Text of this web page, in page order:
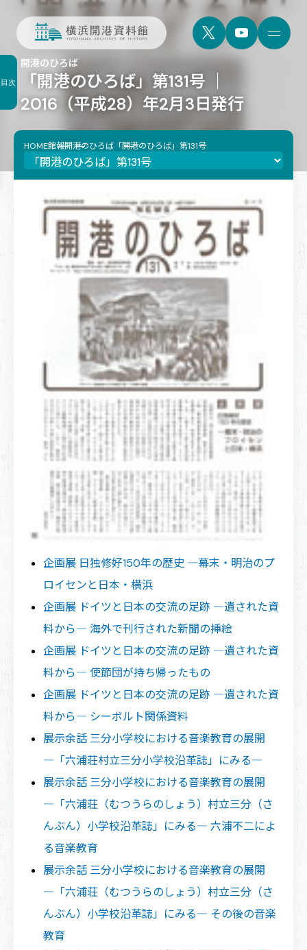
「開港のひろば」第131号 ｜
2016（平成28）年2月3日発行
開港のひろば
HOME館報開港のひろば 「開港のひろば」第131号
企画展 日独修好150年の歴史 ―幕末・明治のプ
ロイセンと日本・横浜
企画展 ドイツと日本の交流の足跡 ―遺された資
料から― 海外で刊行された新聞の挿絵
企画展 ドイツと日本の交流の足跡 ―遺された資
料から― 使節団が持ち帰ったもの
企画展 ドイツと日本の交流の足跡 ―遺された資
料から― シーボルト関係資料
展示余話 三分小学校における音楽教育の展開
―「六浦荘村立三分小学校沿革誌」にみる―
展示余話 三分小学校における音楽教育の展開
―「六浦荘（むつうらのしょう）村立三分（さ
んぶん）小学校沿革誌」にみる― 六浦不二によ
る音楽教育
展示余話 三分小学校における音楽教育の展開
―「六浦荘（むつうらのしょう）村立三分（さ
んぶん）小学校沿革誌」にみる― その後の音楽
教育
目次